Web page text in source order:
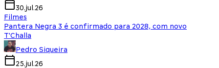
30.jul.26
Filmes
Pantera Negra 3 é confirmado para 2028, com novo
T'Challa
Pedro Siqueira
25.jul.26